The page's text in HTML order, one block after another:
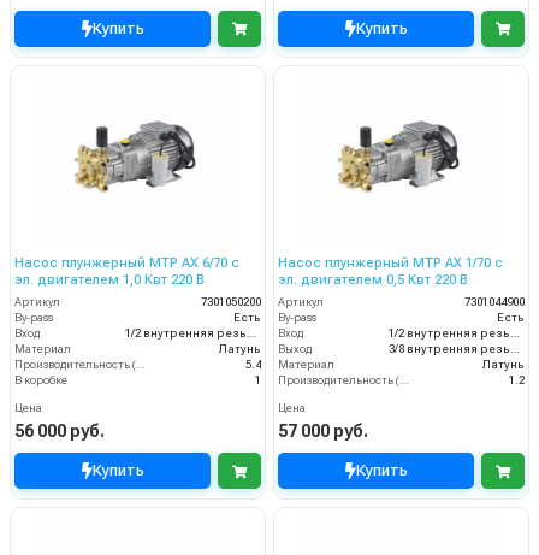
Купить Купить
Насос плунжерный MTP AX 6/70 с
эл. двигателем 1,0 Квт 220 В
Артикул
7301050200
By-pass
Есть
Вход
1/2 внутренняя резьба
Материал
Латунь
Производительность (л/мин)
5.4
В коробке
1
Цена
56 000 руб.
Купить
Насос плунжерный MTP AX 1/70 с
эл. двигателем 0,5 Квт 220 В
Артикул
7301044900
By-pass
Есть
Вход
1/2 внутренняя резьба
Выход
3/8 внутренняя резьба
Материал
Латунь
Производительность (л/мин)
1.2
Цена
57 000 руб.
Купить